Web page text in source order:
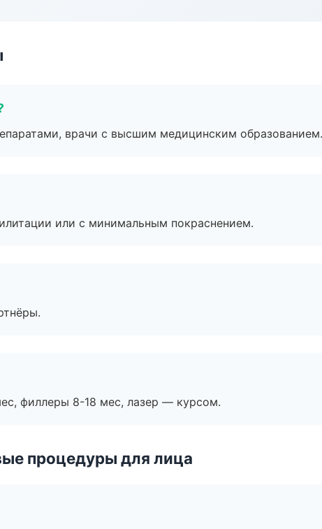
врачи с высшим медицинским образованием.
или с минимальным покраснением.
филлеры 8-18 мес, лазер — курсом.
процедуры для лица